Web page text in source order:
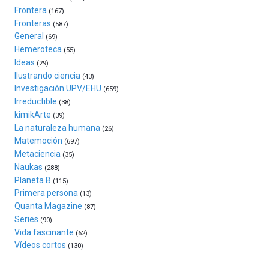
de
monólogos,
exposiciones,
conferencias,
docufórums
y
espectáculos
del
16
de
septiembre
al
4
de
octubre.
La
iniciativa,
organizada
Frontera (167)
Fronteras (587)
General (69)
Hemeroteca (55)
Ideas (29)
Ilustrando ciencia (43)
Investigación UPV/EHU (659)
Irreductible (38)
kimikArte (39)
La naturaleza humana (26)
Matemoción (697)
Metaciencia (35)
Naukas (288)
Planeta B (115)
Primera persona (13)
Quanta Magazine (87)
Series (90)
Vida fascinante (62)
Vídeos cortos (130)